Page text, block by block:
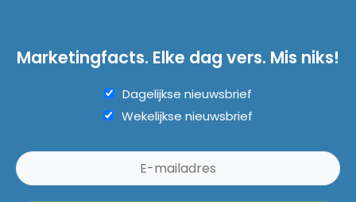
Marketingfacts. Elke dag vers. Mis niks!
Dagelijkse nieuwsbrief
Wekelijkse nieuwsbrief